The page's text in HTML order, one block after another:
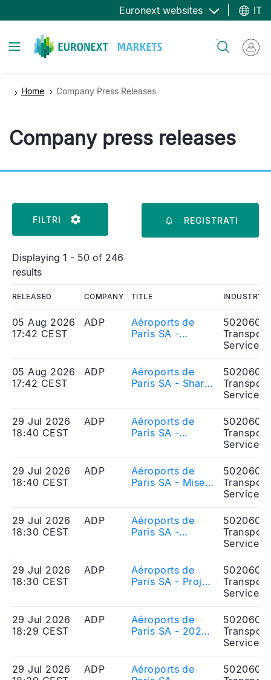
al
contenuto
principale
Euronext websites IT
Toggle navigation
Home Company Press Releases
Company press releases
REGISTRATI
FILTRI
Displaying 1 - 50 of 246
results
RELEASED COMPANY TITLE INDUSTRY
05 Aug 2026
17:42 CEST
ADP
Aéroports de
Paris SA -
juillet 2026
Services
05 Aug 2026
17:42 CEST
ADP
Aéroports de
Paris SA - Shares
2026
Services
29 Jul 2026
18:40 CEST
ADP
Aéroports de
Paris SA -
interim report
Services
29 Jul 2026
18:40 CEST
ADP
Aéroports de
Paris SA - Mise à
semestriel 2026
Services
29 Jul 2026
18:30 CEST
ADP
Aéroports de
Paris SA -
Economic
Regulation
Agreement (ERA)
Services
29 Jul 2026
18:30 CEST
ADP
Aéroports de
Paris SA - Projet
économique
2027-2034 du
Services
29 Jul 2026
18:29 CEST
ADP
Aéroports de
Paris SA - 2026
Services
29 Jul 2026
ADP
Aéroports de